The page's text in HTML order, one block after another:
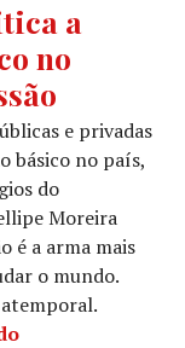
a
no
e privadas
básico no país,
do
Moreira
é a arma mais
o mundo.
Letra de canção